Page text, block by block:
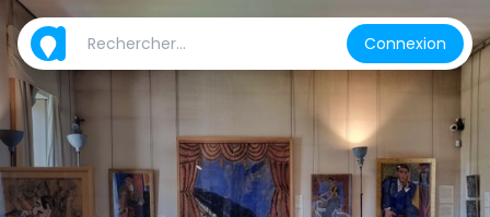
Connexion